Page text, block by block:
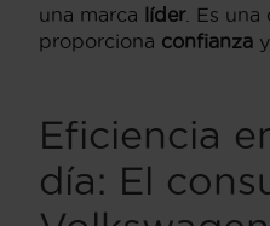
una marca líder. Es una
proporciona confianza
Eficiencia
día: El